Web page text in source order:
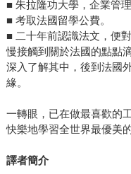
■ 朱拉隆功大學，企業管
■ 考取法國留學公費。
■ 二十年前認識法文，便
慢接觸到關於法國的點點
深入了解其中，後到法國
緣。
一轉眼，已在做最喜歡的
快樂地學習全世界最優美
譯者簡介